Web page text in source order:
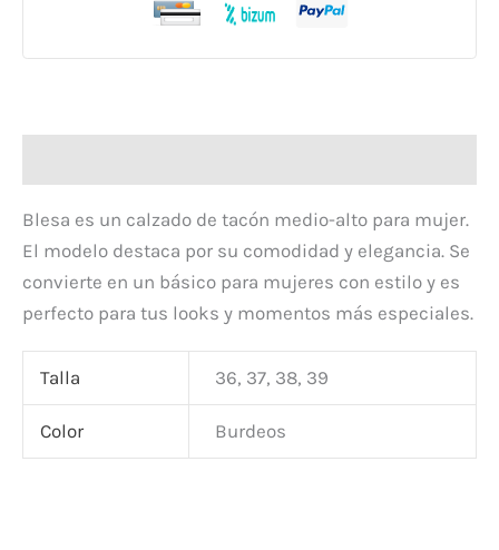
Blesa es un calzado de tacón medio-alto para mujer.
El modelo destaca por su comodidad y elegancia. Se
convierte en un básico para mujeres con estilo y es
perfecto para tus looks y momentos más especiales.
Talla 36, 37, 38, 39
Color Burdeos